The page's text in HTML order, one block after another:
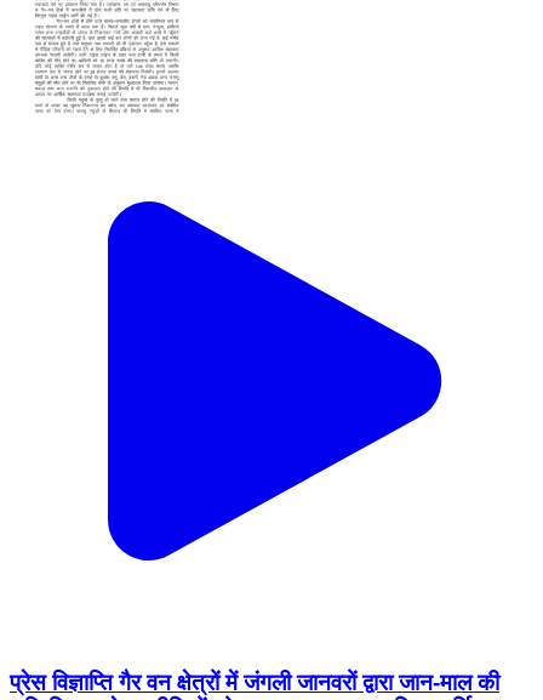
प्रेस विज्ञाप्ति गैर वन क्षेत्रों में जंगली जानवरों द्वारा जान-माल की